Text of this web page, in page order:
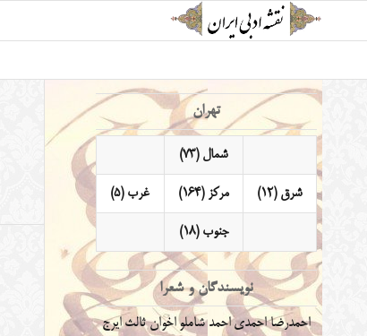
تهران
شمال (73)
شرق (12) مرکز (164) غرب (5)
جنوب (18)
نویسندگان و شعرا
احمدرضا احمدیاحمد شاملواخوان ثالث ایرج